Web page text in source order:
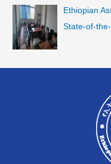
Ethiopian
State-of-